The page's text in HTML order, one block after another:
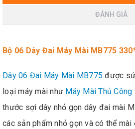
ĐÁNH GIÁ
Bộ 06 Dây Đai Máy Mài MB775
Dây 06 Đai Máy Mài MB775 được
loại máy mài như Máy Mài Thủ
thước sợi dây nhỏ gọn dây đai mài
các sản phẩm nhỏ gọn và có thể mài